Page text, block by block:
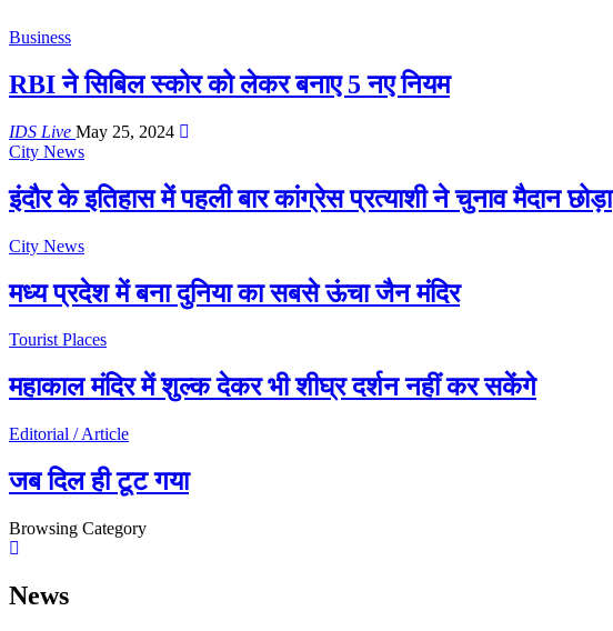
Business
RBI ने सिबिल स्कोर को लेकर बनाए 5 नए नियम
IDS Live May 25, 2024
City News
इंदौर के इतिहास में पहली बार कांग्रेस प्रत्याशी ने चुनाव मैदान छोड़ा
City News
मध्य प्रदेश में बना दुनिया का सबसे ऊंचा जैन मंदिर
Tourist Places
महाकाल मंदिर में शुल्क देकर भी शीघ्र दर्शन नहीं कर सकेंगे
Editorial / Article
जब दिल ही टूट गया
Browsing Category
News